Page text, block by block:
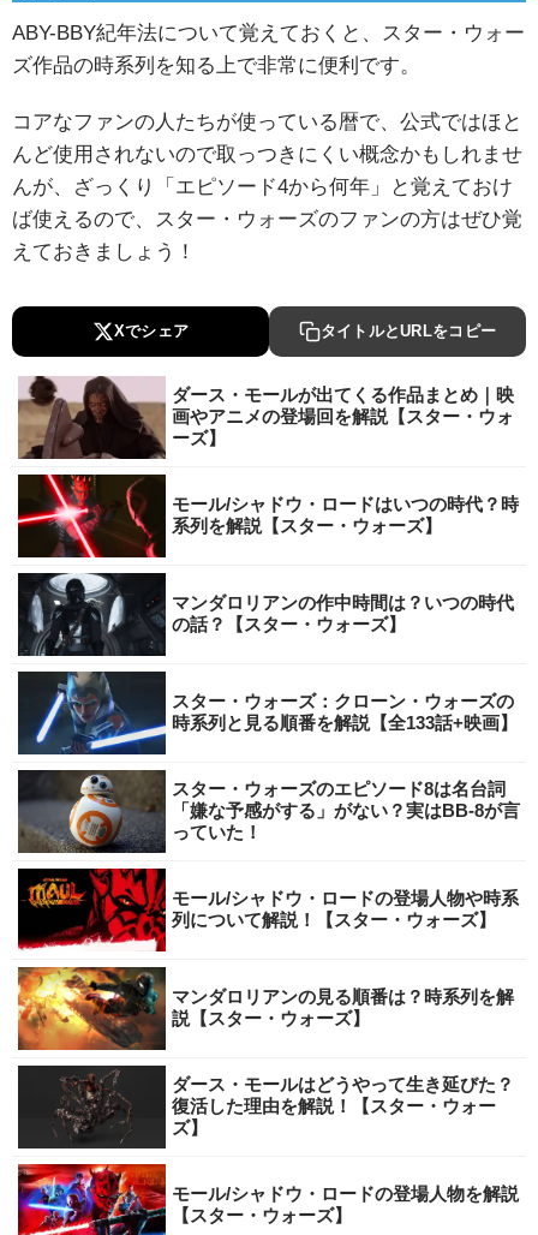
ABY-BBY紀年法について覚えておくと、スター・ウォー
ズ作品の時系列を知る上で非常に便利です。
コアなファンの人たちが使っている暦で、公式ではほと
んど使用されないので取っつきにくい概念かもしれませ
んが、ざっくり「エピソード4から何年」と覚えておけ
ば使えるので、スター・ウォーズのファンの方はぜひ覚
えておきましょう！
Xでシェア タイトルとURLをコピー
ダース・モールが出てくる作品まとめ｜映
画やアニメの登場回を解説【スター・ウォ
ーズ】
モール/シャドウ・ロードはいつの時代？時
系列を解説【スター・ウォーズ】
マンダロリアンの作中時間は？いつの時代
の話？【スター・ウォーズ】
スター・ウォーズ：クローン・ウォーズの
時系列と見る順番を解説【全133話+映画】
スター・ウォーズのエピソード8は名台詞
「嫌な予感がする」がない？実はBB-8が言
っていた！
モール/シャドウ・ロードの登場人物や時系
列について解説！【スター・ウォーズ】
マンダロリアンの見る順番は？時系列を解
説【スター・ウォーズ】
ダース・モールはどうやって生き延びた？
復活した理由を解説！【スター・ウォー
ズ】
モール/シャドウ・ロードの登場人物を解説
【スター・ウォーズ】